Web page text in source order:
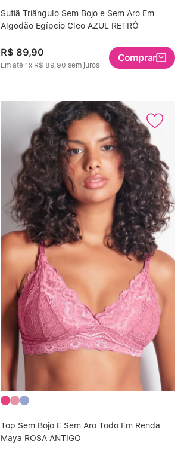
Sutiã Triângulo Sem Bojo e Sem Aro Em
Algodão Egípcio Cleo AZUL RETRÔ
R$ 89,90
Em até 1x R$ 89,90 sem juros
Comprar
Top Sem Bojo E Sem Aro Todo Em Renda
Maya ROSA ANTIGO